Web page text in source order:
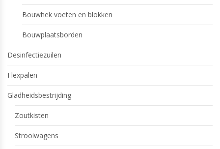
Bouwhek voeten en blokken
Bouwplaatsborden
Desinfectiezuilen
Flexpalen
Gladheidsbestrijding
Zoutkisten
Strooiwagens